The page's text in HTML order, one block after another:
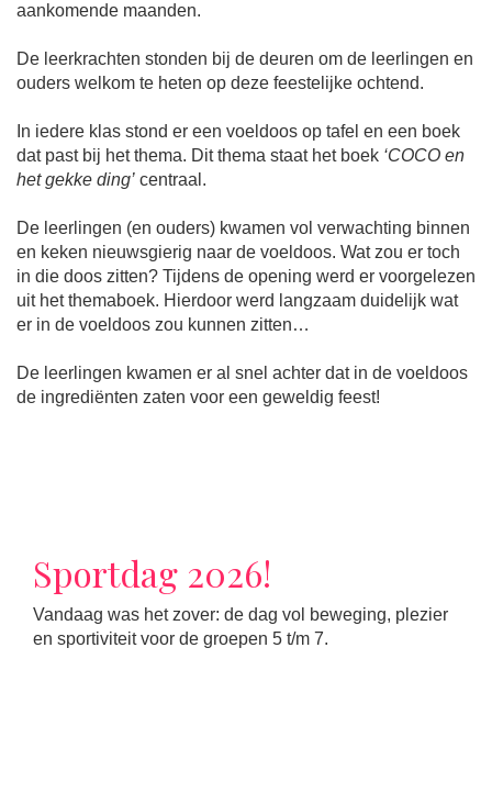
aankomende maanden.
De leerkrachten stonden bij de deuren om de leerlingen en
ouders welkom te heten op deze feestelijke ochtend.
In iedere klas stond er een voeldoos op tafel en een boek
dat past bij het thema. Dit thema staat het boek ‘COCO en
het gekke ding’ centraal.
De leerlingen (en ouders) kwamen vol verwachting binnen
en keken nieuwsgierig naar de voeldoos. Wat zou er toch
in die doos zitten? Tijdens de opening werd er voorgelezen
uit het themaboek. Hierdoor werd langzaam duidelijk wat
er in de voeldoos zou kunnen zitten…
De leerlingen kwamen er al snel achter dat in de voeldoos
de ingrediënten zaten voor een geweldig feest!
Sportdag 2026!
Vandaag was het zover: de dag vol beweging, plezier
en sportiviteit voor de groepen 5 t/m 7.